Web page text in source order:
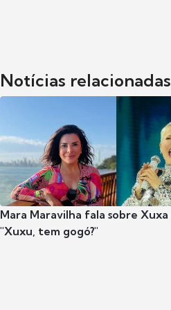
Notícias relacionadas
Mara Maravilha fala sobre
"Xuxu, tem gogó?"